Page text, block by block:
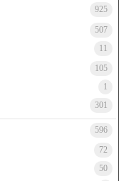
925
507
11
105
1
301
596
72
50